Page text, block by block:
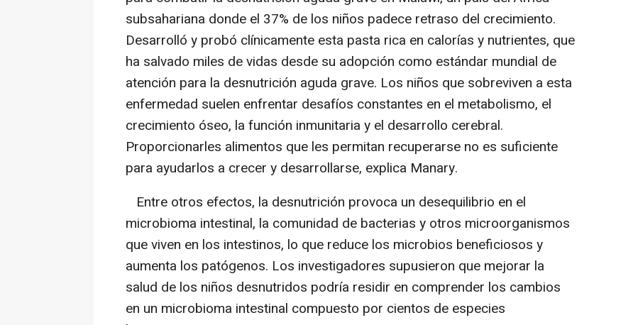
subsahariana donde el 37% de los niños padece retraso del crecimiento.
Desarrolló y probó clínicamente esta pasta rica en calorías y nutrientes, que
ha salvado miles de vidas desde su adopción como estándar mundial de
atención para la desnutrición aguda grave. Los niños que sobreviven a esta
enfermedad suelen enfrentar desafíos constantes en el metabolismo, el
crecimiento óseo, la función inmunitaria y el desarrollo cerebral.
Proporcionarles alimentos que les permitan recuperarse no es suficiente
para ayudarlos a crecer y desarrollarse, explica Manary.
Entre otros efectos, la desnutrición provoca un desequilibrio en el
microbioma intestinal, la comunidad de bacterias y otros microorganismos
que viven en los intestinos, lo que reduce los microbios beneficiosos y
aumenta los patógenos. Los investigadores supusieron que mejorar la
salud de los niños desnutridos podría residir en comprender los cambios
en un microbioma intestinal compuesto por cientos de especies